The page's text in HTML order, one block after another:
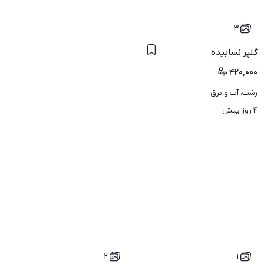
فجر موجود خرده و عمده
۳
گلپر نسابیده
۴۲۰,۰۰۰
رشت، آب و برق
۴ روز پیش
۱ ۲